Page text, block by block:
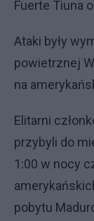
Fuerte Tiuna
Ataki były
powietrznej
na
Elitarni
przybyli do
1:00 w nocy
pobytu